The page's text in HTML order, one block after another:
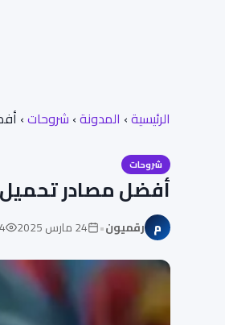
الرئيسية› المدونة› شروحات›
شروحات
أفضل مصادر تحميل
م رقميون• 24 مارس 2025